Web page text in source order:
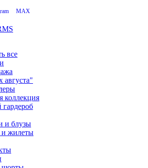
MAX
все
августа"
коллекция
гардероб
и блузы
жилеты